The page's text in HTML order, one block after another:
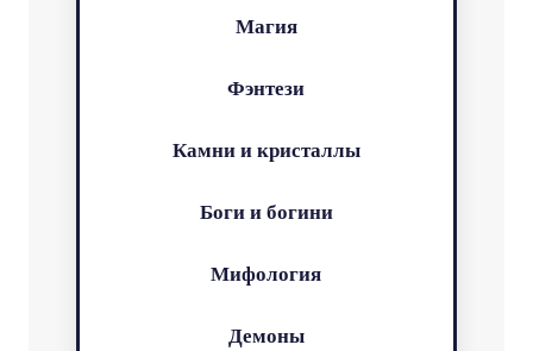
Магия
Фэнтези
Камни и кристаллы
Боги и богини
Мифология
Демоны